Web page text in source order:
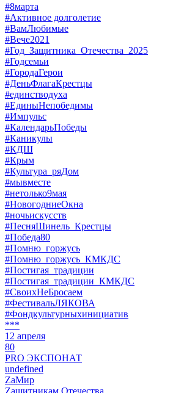
#8марта
#Активное долголетие
#ВамЛюбимые
#Вече2021
#Год_Защитника_Отечества_2025
#Годсемьи
#ГородаГерои
#ДеньФлагаКрестцы
#единстводуха
#ЕдиныНепобедимы
#Импульс
#КалендарьПобеды
#Каникулы
#КДШ
#Крым
#Культура_ряДом
#мывместе
#нетолько9мая
#НовогодниеОкна
#ночьискусств
#ПесняШинель_Крестцы
#Победа80
#Помню_горжусь
#Помню_горжусь_КМКДС
#Постигая_традиции
#Постигая_традиции_КМКДС
#СвоихНеБросаем
#ФестивальЛЯКОВА
#Фондкультурныхинициатив
***
12 апреля
80
PRO ЭКСПОНАТ
undefined
ZaМир
Zащитникам Отечества